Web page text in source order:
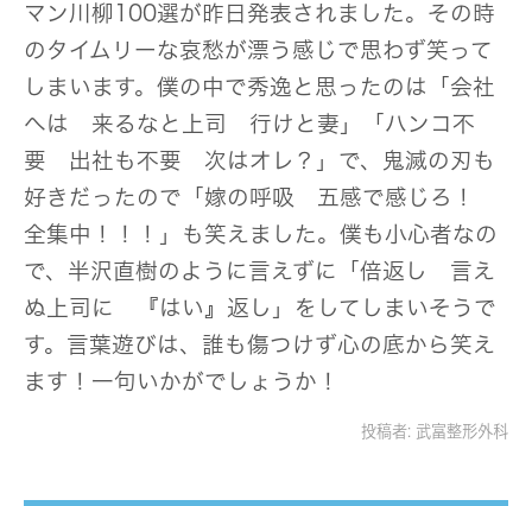
マン川柳100選が昨日発表されました。その時
のタイムリーな哀愁が漂う感じで思わず笑って
しまいます。僕の中で秀逸と思ったのは「会社
へは 来るなと上司 行けと妻」「ハンコ不
要 出社も不要 次はオレ？」で、鬼滅の刃も
好きだったので「嫁の呼吸 五感で感じろ！
全集中！！！」も笑えました。僕も小心者なの
で、半沢直樹のように言えずに「倍返し 言え
ぬ上司に 『はい』返し」をしてしまいそうで
す。言葉遊びは、誰も傷つけず心の底から笑え
ます！一句いかがでしょうか！
投稿者: 武富整形外科